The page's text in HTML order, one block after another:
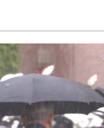
曾一度流落街頭，生
上極大陰影，因此，
花扶養義務。法官認
除扶養義務獲准。